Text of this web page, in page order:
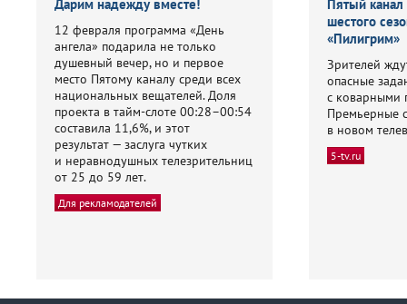
Дарим надежду вместе!
12 февраля программа «День
ангела» подарила не только
душевный вечер, но и первое
место Пятому каналу среди всех
национальных вещателей. Доля
проекта в тайм-слоте 00:28–00:54
составила 11,6%, и этот
результат — заслуга чутких
и неравнодушных телезрительниц
от 25 до 59 лет.
Для рекламодателей
Пятый
шестого
«Пилигрим»
Зрителей
опасные
с коварными
Премьерные
в новом
5-tv.ru